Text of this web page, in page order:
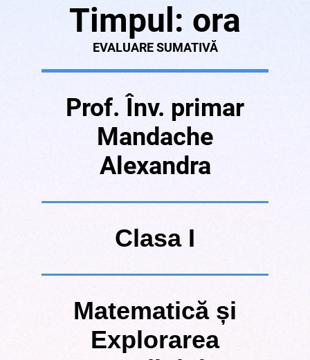
Timpul: ora
EVALUARE SUMATIVĂ
Prof. Înv. primar
Mandache
Alexandra
Clasa I
Matematică și
Explorarea